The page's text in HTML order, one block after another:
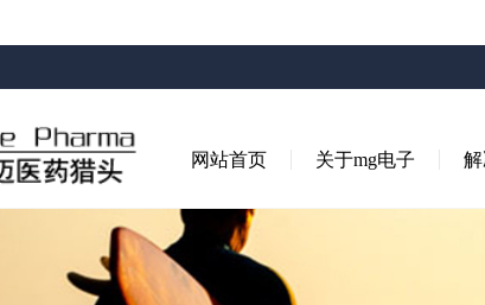
网站首页 关于mg电子